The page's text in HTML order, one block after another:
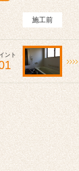
施工前
ント